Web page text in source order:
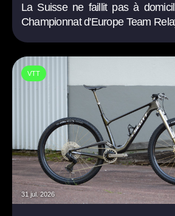
La Suisse ne faillit pas à
Championnat d'Europe Team
VTT
31 jul. 2026